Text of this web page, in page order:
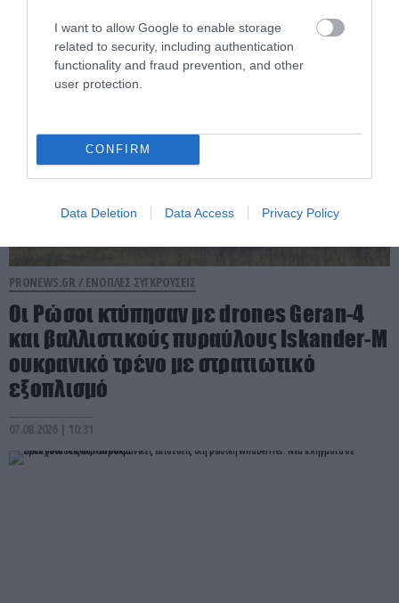
I want to allow Google to enable storage
related to security, including authentication
functionality and fraud prevention, and other
user protection.
CONFIRM
Data Deletion Data Access Privacy Policy
07.08.2026 | 12:01
PRONEWS.GR / ΕΝΟΠΛΕΣ ΣΥΓΚΡΟΥΣΕΙΣ
Οι Ρώσοι κτύπησαν με drones Geran-4
και βαλλιστικούς πυραύλους Iskander-M
ουκρανικό τρένο με στρατιωτικό
εξοπλισμό
07.08.2026 | 10:31